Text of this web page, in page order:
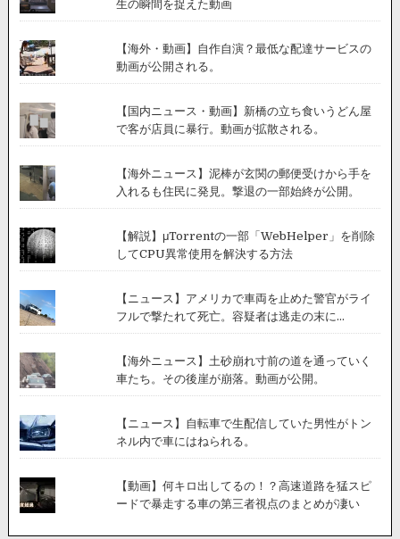
生の瞬間を捉えた動画
【海外・動画】自作自演？最低な配達サービスの
動画が公開される。
【国内ニュース・動画】新橋の立ち食いうどん屋
で客が店員に暴行。動画が拡散される。
【海外ニュース】泥棒が玄関の郵便受けから手を
入れるも住民に発見。撃退の一部始終が公開。
【解説】μTorrentの一部「WebHelper」を削除
してCPU異常使用を解決する方法
【ニュース】アメリカで車両を止めた警官がライ
フルで撃たれて死亡。容疑者は逃走の末に...
【海外ニュース】土砂崩れ寸前の道を通っていく
車たち。その後崖が崩落。動画が公開。
【ニュース】自転車で生配信していた男性がトン
ネル内で車にはねられる。
【動画】何キロ出してるの！？高速道路を猛スピ
ードで暴走する車の第三者視点のまとめが凄い